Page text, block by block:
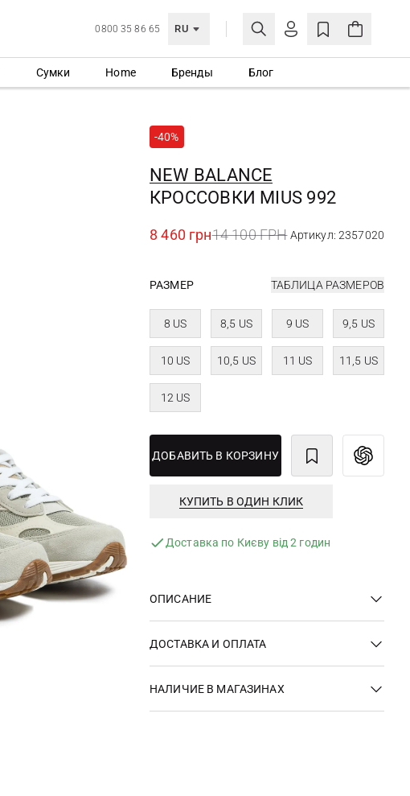
0800 35 86 65 RU
ЛИЧНЫЙ КАБИНЕТ
СОЗДАТЬ УЧЕТНУЮ ЗАПИСЬ
Сумки Home Бренды Блог
-40%
NEW BALANCE
КРОССОВКИ MIUS 992
8 460 грн14 100 ГРН Артикул: 2357020
РАЗМЕР ТАБЛИЦА РАЗМЕРОВ
8 US 8,5 US 9 US 9,5 US
10 US 10,5 US 11 US 11,5 US
12 US
ДОБАВИТЬ В КОРЗИНУ
КУПИТЬ В ОДИН КЛИК
Доставка по Києву від 2 годин
ОПИСАНИЕ
ДОСТАВКА И ОПЛАТА
НАЛИЧИЕ В МАГАЗИНАХ